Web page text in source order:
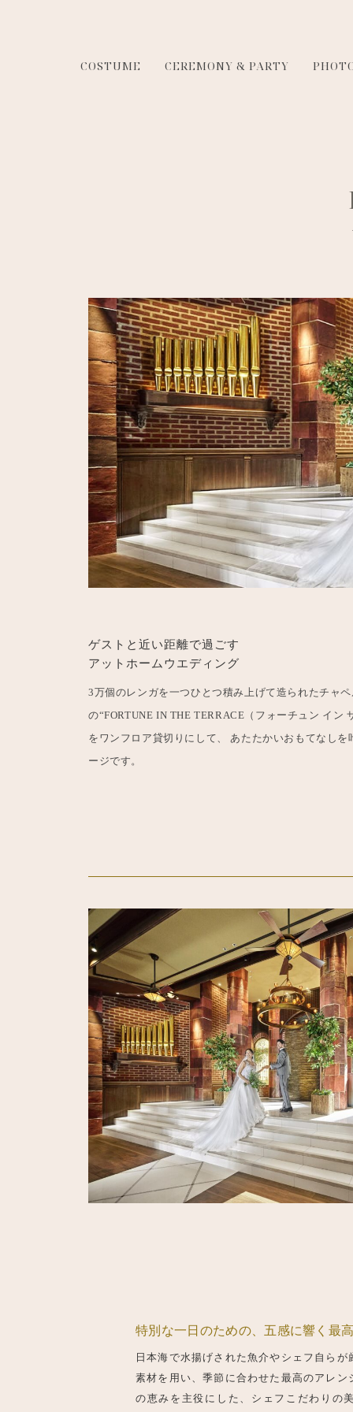
COSTUME CEREMONY & PARTY
ゲストと近い距離で過ごす
アットホームウエディング
3万個のレンガを一つひとつ積み上げて造られたチャ
の“FORTUNE IN THE TERRACE（フォーチュン イン
をワンフロア貸切りにして、 あたたかいおもてなし
ージです。
特別な一日のための、五感に響く最
日本海で水揚げされた魚介やシェフ自ら
素材を用い、季節に合わせた最高のアレン
の恵みを主役にした、シェフこだわりの